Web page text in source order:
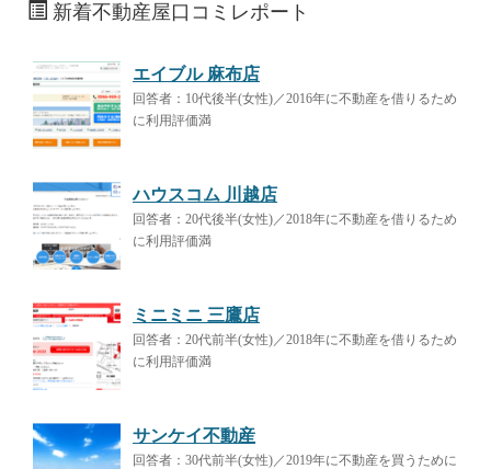
新着不動産屋口コミレポート
エイブル 麻布店
回答者：10代後半(女性)／2016年に不動産を借りるため
に利用評価満
ハウスコム 川越店
回答者：20代後半(女性)／2018年に不動産を借りるため
に利用評価満
ミニミニ 三鷹店
回答者：20代前半(女性)／2018年に不動産を借りるため
に利用評価満
サンケイ不動産
回答者：30代前半(女性)／2019年に不動産を買うために